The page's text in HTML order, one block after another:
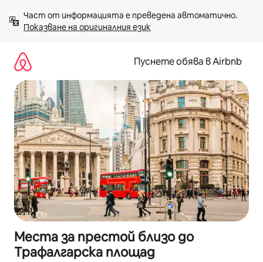
към
съдържанието
Показване на оригиналния език
Пуснете обява в Airbnb
Места за престой близо до
Трафалгарска площад